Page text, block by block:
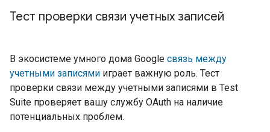
Тест проверки связи учетных записей
В экосистеме умного дома Google связь между
учетными записями играет важную роль. Тест
проверки связи между учетными записями в Test
Suite проверяет вашу службу OAuth на наличие
потенциальных проблем.